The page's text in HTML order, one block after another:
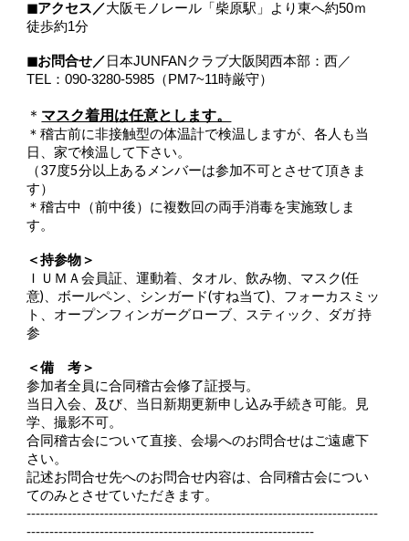
◼︎アクセス／大阪モノレール「柴原駅」より東へ約50ｍ
徒歩約1分
◼︎お問合せ／ 日本JUNFANクラブ大阪関西本部：西／
TEL：090-3280-5985（PM7~11時厳守）
＊ マスク着用は任意とします。
＊稽古前に非接触型の体温計で検温しますが、各人も当
日、家で検温して下さい。
（37度5分以上あるメンバーは参加不可とさせて頂きま
す）
＊稽古中（前中後）に複数回の両手消毒を実施致しま
す。
＜持参物＞
ＩＵＭＡ会員証、運動着、タオル、飲み物、マスク(任
意)、ボールペン、シンガード(すね当て)、フォーカスミッ
ト、オープンフィンガーグローブ、スティック、ダガ 持
参
＜備 考＞
参加者全員に合同稽古会修了証授与。
当日入会、及び、当日新期更新申し込み手続き可能。見
学、撮影不可。
合同稽古会について直接、会場へのお問合せはご遠慮下
さい。
記述お問合せ先へのお問合せ内容は、合同稽古会につい
てのみとさせていただきます。
-----------------------------------------------------------------------------
---------------------------------------------------------------